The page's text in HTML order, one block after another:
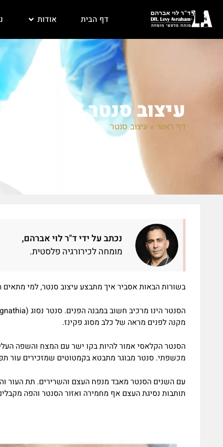
דף הבית אודות
עיצוב סנטר
דף ראשי » עיצוב סנטר
נכתב על ידי ד"ר לוי אברהם,
מומחה לכירורגיה פלסטית.
בשורות הבאות אסביר איך מתבצע עיצוב סנטר, למי מתאים
מקנה לפנים מראה של כלב מסוג פקינז.
הסנטר הקלאסי אמור להיות בקו ישר עם המצח והשפה
מכשפתי. סנטר מבוגר מתבטא בקמטוטים שמזכירים עור
עם השנים הסנטר מאבד מנפח העצם והשרירים. תת העור
תותבות נסיגת העצם אף מחמירה ואזור הסנטר והפה
אין מאושרת ממני בבחירה
רמה הכי גבוהה!! דוקטור עם